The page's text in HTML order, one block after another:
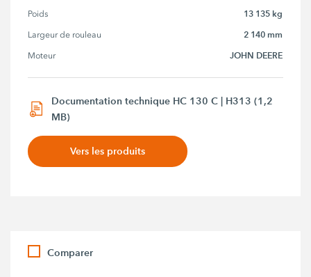
Poids 13 135 kg
Largeur de rouleau 2 140 mm
Moteur JOHN DEERE
Documentation technique HC 130 C | H313 (1,2
MB)
Vers les produits
Comparer